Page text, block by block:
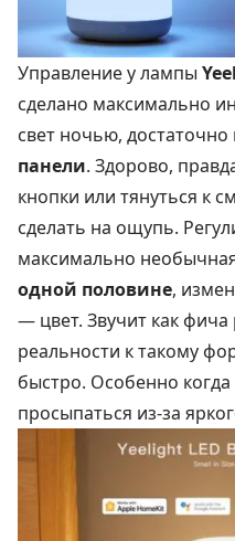
Управление у лампы
сделано максимально
свет ночью, достаточно
панели. Здорово,
кнопки или тянуться к
сделать на ощупь.
максимально
одной половине,
— цвет. Звучит как
реальности к такому
быстро. Особенно
просыпаться из-за